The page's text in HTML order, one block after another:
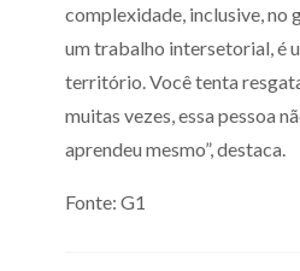
complexidade, inclusive, no
um trabalho intersetorial, é
território. Você tenta
muitas vezes, essa pessoa
aprendeu mesmo”, destaca.
Fonte: G1